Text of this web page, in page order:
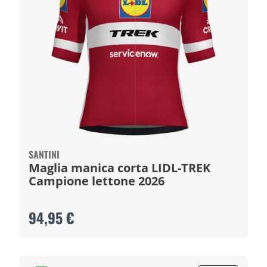
SANTINI
Maglia manica corta LIDL-TREK
Campione lettone 2026
94,95 €